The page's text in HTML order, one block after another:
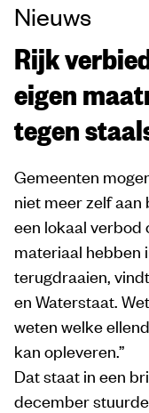
Nieuws
Rijk
eigen
tegen
Gemeenten
niet meer zelf aan
een lokaal verbod
materiaal hebben
terugdraaien,
en Waterstaat.
weten welke
kan opleveren.”
Dat staat in een
december